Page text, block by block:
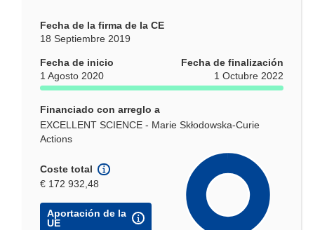
Fecha de la firma de la CE
18 Septiembre 2019
Fecha de inicio
1 Agosto 2020
Fecha de finalización
1 Octubre 2022
Financiado con arreglo a
EXCELLENT SCIENCE - Marie Skłodowska-Curie
Actions
Coste total
€ 172 932,48
Aportación de la
UE